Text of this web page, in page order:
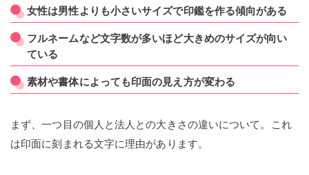
女性は男性よりも小さいサイズで印鑑を作る傾向がある
フルネームなど文字数が多いほど大きめのサイズが向い
ている
素材や書体によっても印面の見え方が変わる
まず、一つ目の個人と法人との大きさの違いについて。これ
は印面に刻まれる文字に理由があります。